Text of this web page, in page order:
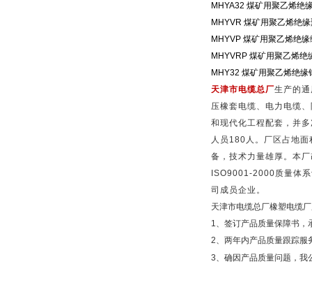
MHYA32 煤矿用聚乙烯绝
MHYVR 煤矿用聚乙烯绝
MHYVP 煤矿用聚乙烯绝
MHYVRP 煤矿用聚乙烯绝
MHY32 煤矿用聚乙烯绝缘
天津市电缆总厂生产的
压橡套电缆、电力电缆
和现代化工程配套，并
人员 180 人。厂区占地面
备，技术力量雄厚。本
ISO9001-2000质量体
司成员企业。
天津市电缆总厂橡塑电缆
1、签订产品质量保障书，
2、两年内产品质量跟踪服
3、确因产品质量问题，我